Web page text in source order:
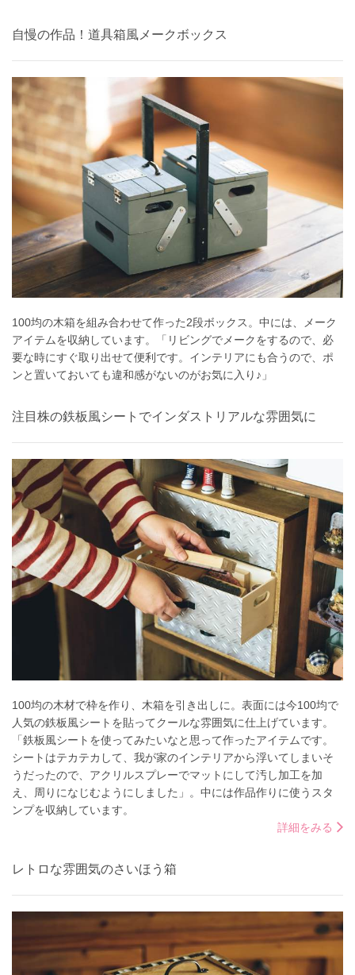
自慢の作品！道具箱風メークボックス
100均の木箱を組み合わせて作った2段ボックス。中には、メーク
アイテムを収納しています。「リビングでメークをするので、必
要な時にすぐ取り出せて便利です。インテリアにも合うので、ポ
ンと置いておいても違和感がないのがお気に入り♪」
注目株の鉄板風シートでインダストリアルな雰囲気に
100均の木材で枠を作り、木箱を引き出しに。表面には今100均で
人気の鉄板風シートを貼ってクールな雰囲気に仕上げています。
「鉄板風シートを使ってみたいなと思って作ったアイテムです。
シートはテカテカして、我が家のインテリアから浮いてしまいそ
うだったので、アクリルスプレーでマットにして汚し加工を加
え、周りになじむようにしました」。中には作品作りに使うスタ
ンプを収納しています。
詳細をみる
レトロな雰囲気のさいほう箱